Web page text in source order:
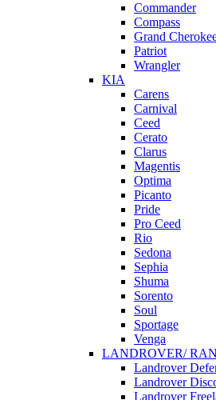
Commander
Compass
Grand
Patriot
Wrangler
KIA
Carens
Carnival
Ceed
Cerato
Clarus
Magentis
Optima
Picanto
Pride
Pro Ceed
Rio
Sedona
Sephia
Shuma
Sorento
Soul
Sportage
Venga
LANDROVER/
Landrover
Landrover
Landrover